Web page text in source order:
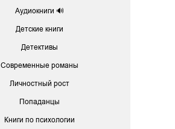
Аудиокниги 🔊
Детские книги
Детективы
Современные романы
Личностный рост
Попаданцы
Книги по психологии